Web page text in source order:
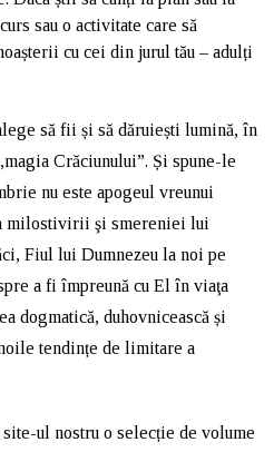
sau o activitate care să
cu cei din jurul tău – adulți
să fii și să dăruiești lumină, în
Crăciunului”. Și spune-le
nu este apogeul vreunui
milostivirii şi smereniei lui
Fiul lui Dumnezeu la noi pe
a fi împreună cu El în viaţa
dogmatică, duhovnicească și
tendințe de limitare a
ul nostru o selecție de volume